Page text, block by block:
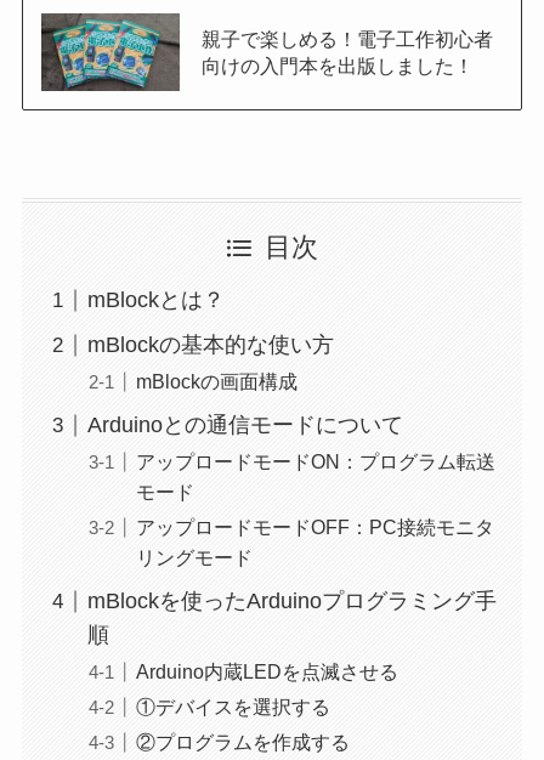
親子で楽しめる！電子工作初心者
向けの入門本を出版しました！
目次
mBlockとは？
mBlockの基本的な使い方
mBlockの画面構成
Arduinoとの通信モードについて
アップロードモードON：プログラム転送
モード
アップロードモードOFF：PC接続モニタ
リングモード
mBlockを使ったArduinoプログラミング手
順
Arduino内蔵LEDを点滅させる
①デバイスを選択する
②プログラムを作成する